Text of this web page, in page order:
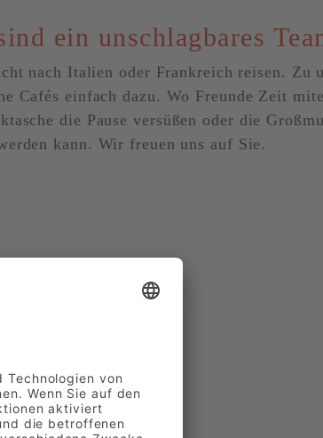
ein unschlagbares
nach Italien oder Frankreich reisen. Zu
Cafés einfach dazu. Wo Freunde Zeit
die Pause versüßen oder die
kann. Wir freuen uns auf Sie.